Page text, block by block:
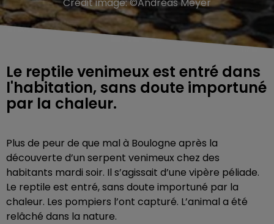
Le reptile venimeux est entré dans
l'habitation, sans doute importuné
par la chaleur.
Plus de peur de que mal à Boulogne après la
découverte d’un serpent venimeux chez des
habitants mardi soir. Il s’agissait d’une vipère péliade.
Le reptile est entré, sans doute importuné par la
chaleur. Les pompiers l’ont capturé. L’animal a été
relâché dans la nature.